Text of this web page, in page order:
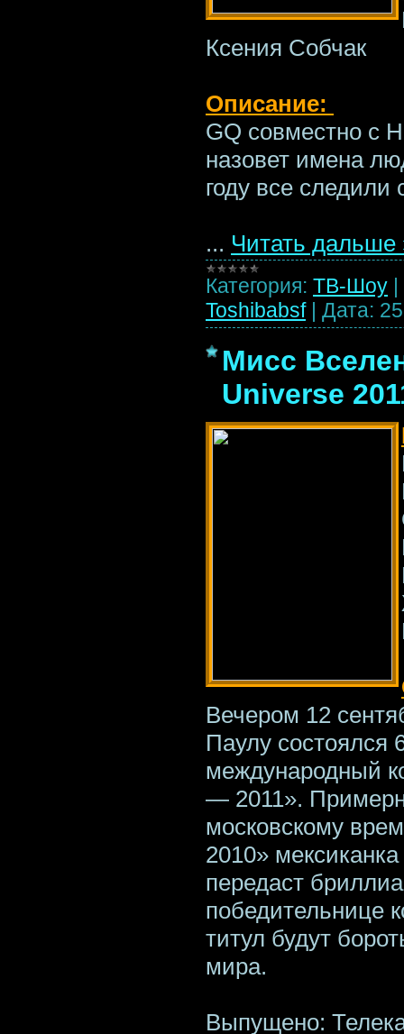
Ксения Собчак
Описание:
GQ совместно с
назовет имена
году все
... Читать дальше
Категория: ТВ-Шоу |
Toshibabsf | Дата:
Мисс
Universe
Вечером 12
Паулу состоялся
международный
— 2011».
московскому
2010»
передаст
победительнице
титул будут
мира.
Выпущено: